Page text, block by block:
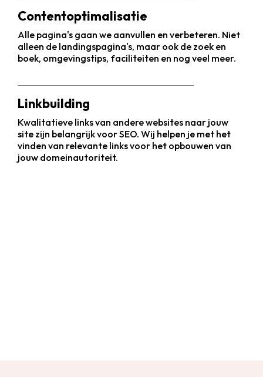
Contentoptimalisatie
Alle pagina's gaan we aanvullen en verbeteren. Niet
alleen de landingspagina's, maar ook de zoek en
boek, omgevingstips, faciliteiten en nog veel meer.
Linkbuilding
Kwalitatieve links van andere websites naar jouw
site zijn belangrijk voor SEO. Wij helpen je met het
vinden van relevante links voor het opbouwen van
jouw domeinautoriteit.